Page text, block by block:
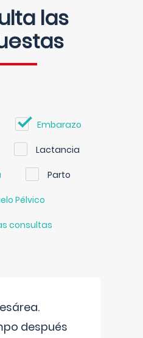
las
Embarazo
Lactancia
Parto
Pélvico
consultas
después